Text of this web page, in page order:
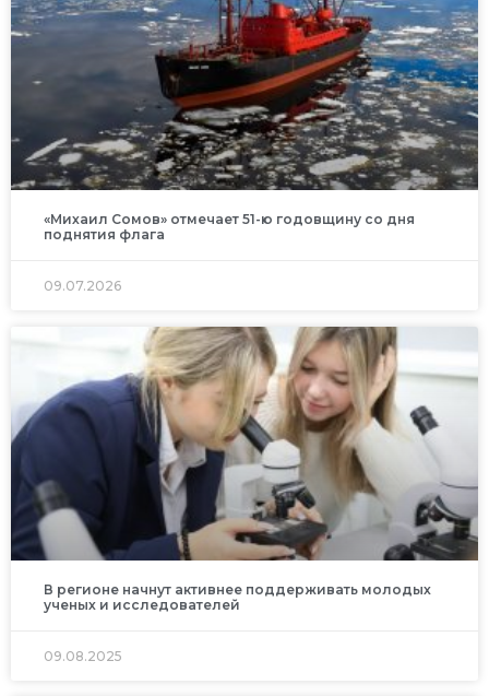
«Михаил Сомов» отмечает 51-ю годовщину со дня
поднятия флага
09.07.2026
В регионе начнут активнее поддерживать молодых
ученых и исследователей
09.08.2025